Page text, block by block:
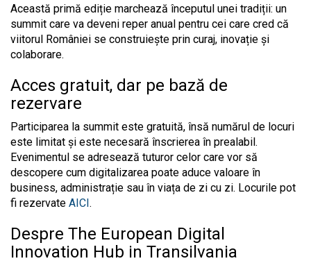
Această primă ediție marchează începutul unei tradiții: un
summit care va deveni reper anual pentru cei care cred că
viitorul României se construiește prin curaj, inovație și
colaborare.
Acces gratuit, dar pe bază de
rezervare
Participarea la summit este gratuită, însă numărul de locuri
este limitat și este necesară înscrierea în prealabil.
Evenimentul se adresează tuturor celor care vor să
descopere cum digitalizarea poate aduce valoare în
business, administrație sau în viața de zi cu zi. Locurile pot
fi rezervate AICI.
Despre The European Digital
Innovation Hub in Transilvania